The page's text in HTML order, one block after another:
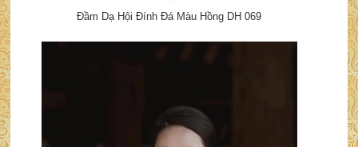
Đầm Dạ Hội Đính Đá Màu Hồng DH 069